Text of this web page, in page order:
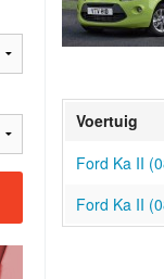
Voertuig
Ford Ka II
Ford Ka II